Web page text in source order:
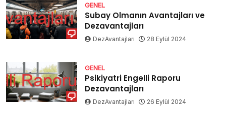
GENEL
Subay Olmanın Avantajları ve
Dezavantajları
DezAvantajları 28 Eylül 2024
GENEL
Psikiyatri Engelli Raporu
Dezavantajları
DezAvantajları 26 Eylül 2024